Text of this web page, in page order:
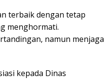
terbaik dengan tetap
menghormati.
namun menjaga
kepada Dinas